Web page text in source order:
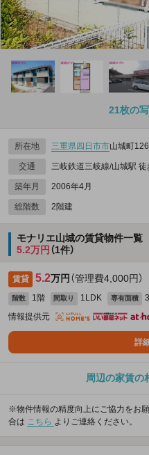
21枚の
所在地 三重県四日市市山城町
交通 三岐鉄道三岐線/山城駅
築年月 2006年4月
総階数 2階建
モナリエ山城の賃貸物件一覧
5.2万円 （1件）
賃貸 5.2万円 （管理費4,000円）
階数 1階 間取り 1LDK 専有面積
情報提供元
詳
周辺の家賃の
※物件情報の精度向上にご協力をお
合は こちら よりご連絡ください。